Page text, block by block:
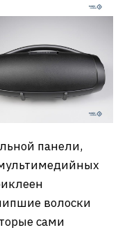
панели,
волоски
сами